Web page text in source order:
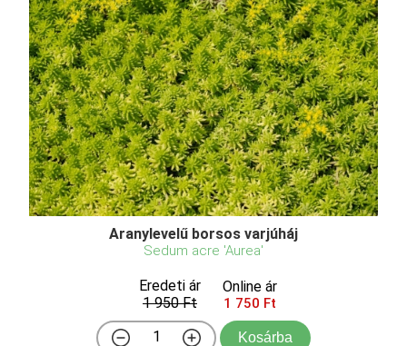
Aranylevelű borsos varjúháj
Sedum acre 'Aurea'
Eredeti ár
1 950 Ft
Online ár
1 750 Ft
Kosárba